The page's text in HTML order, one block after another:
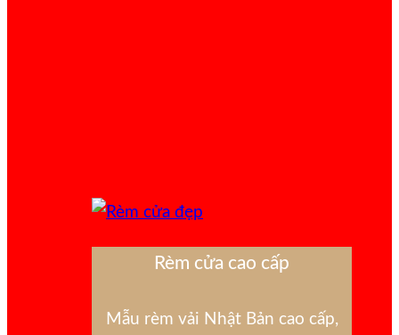
Rèm cửa cao cấp
Mẫu rèm vải Nhật Bản cao cấp,